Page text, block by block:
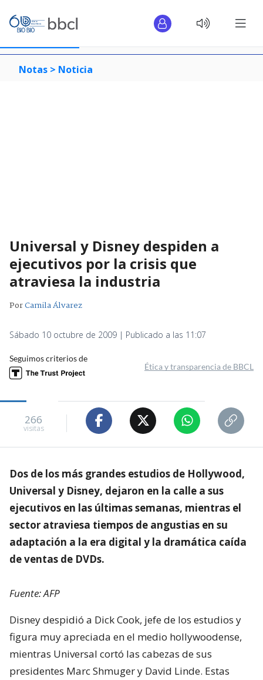
Notas > Noticia
Universal y Disney despiden a
ejecutivos por la crisis que
atraviesa la industria
PorCamila Álvarez
Sábado 10 octubre de 2009 | Publicado a las 11:07
Seguimos criterios de
Ética y transparencia de BBCL
266
visitas
Dos de los más grandes estudios de Hollywood,
Universal y Disney, dejaron en la calle a sus
ejecutivos en las últimas semanas, mientras el
sector atraviesa tiempos de angustias en su
adaptación a la era digital y la dramática caída
de ventas de DVDs.
Fuente: AFP
Disney despidió a Dick Cook, jefe de los estudios y
figura muy apreciada en el medio hollywoodense,
mientras Universal cortó las cabezas de sus
presidentes Marc Shmuger y David Linde. Estas